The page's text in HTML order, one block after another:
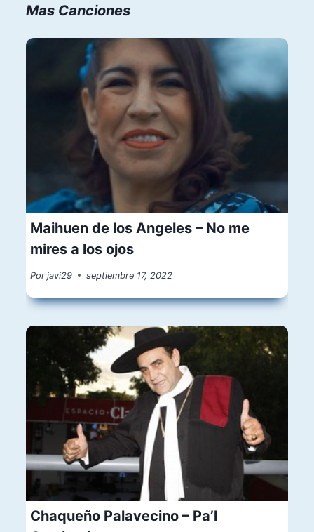
Mas Canciones
Maihuen de los Angeles – No me
mires a los ojos
Por javi29 septiembre 17, 2022
Chaqueño Palavecino – Pa’l